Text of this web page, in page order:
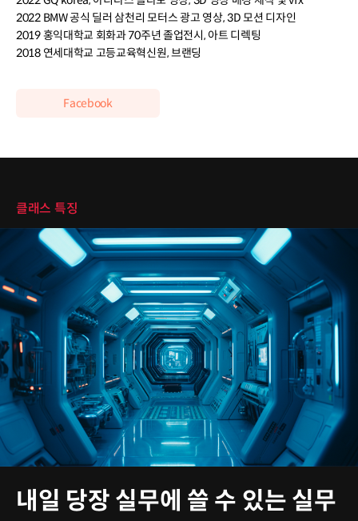
2022 BMW 공식 딜러 삼천리 모터스 광고 영상, 3D 모션 디자인
2019 홍익대학교 회화과 70주년 졸업전시, 아트 디렉팅
2018 연세대학교 고등교육혁신원, 브랜딩
Facebook
클래스 특징
내일 당장 실무에 쓸 수 있는 실무